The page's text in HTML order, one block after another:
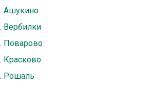
Ашукино
Вербилки
Поварово
Красково
Рошаль